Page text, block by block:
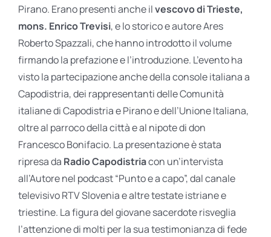
Pirano. Erano presenti anche ilvescovo di Trieste,
mons. Enrico Trevisi, e lo storico e autore Ares
Roberto Spazzali, che hanno introdotto il volume
firmando la prefazione e l’introduzione. L’evento ha
visto la partecipazione anche della console italiana a
Capodistria, dei rappresentanti delle Comunità
italiane di Capodistria e Pirano e dell’Unione Italiana,
oltre al parroco della città e al nipote di don
Francesco Bonifacio. La presentazione è stata
ripresa da Radio Capodistriacon un’intervista
all’Autore nel podcast “Punto e a capo”, dal canale
televisivo RTV Slovenia e altre testate istriane e
triestine. La figura del giovane sacerdote risveglia
l’attenzione di molti per la sua testimonianza di fede